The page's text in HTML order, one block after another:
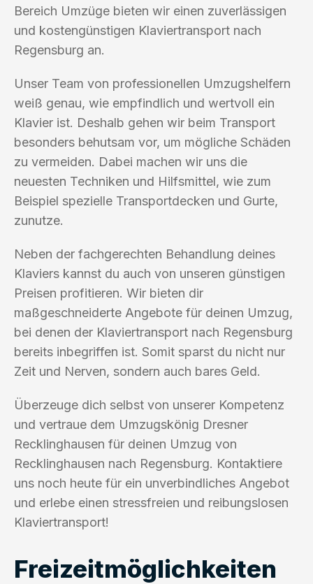
Bereich Umzüge bieten wir einen zuverlässigen
und kostengünstigen Klaviertransport nach
Regensburg an.
Unser Team von professionellen Umzugshelfern
weiß genau, wie empfindlich und wertvoll ein
Klavier ist. Deshalb gehen wir beim Transport
besonders behutsam vor, um mögliche Schäden
zu vermeiden. Dabei machen wir uns die
neuesten Techniken und Hilfsmittel, wie zum
Beispiel spezielle Transportdecken und Gurte,
zunutze.
Neben der fachgerechten Behandlung deines
Klaviers kannst du auch von unseren günstigen
Preisen profitieren. Wir bieten dir
maßgeschneiderte Angebote für deinen Umzug,
bei denen der Klaviertransport nach Regensburg
bereits inbegriffen ist. Somit sparst du nicht nur
Zeit und Nerven, sondern auch bares Geld.
Überzeuge dich selbst von unserer Kompetenz
und vertraue dem Umzugskönig Dresner
Recklinghausen für deinen Umzug von
Recklinghausen nach Regensburg. Kontaktiere
uns noch heute für ein unverbindliches Angebot
und erlebe einen stressfreien und reibungslosen
Klaviertransport!
Freizeitmöglichkeiten